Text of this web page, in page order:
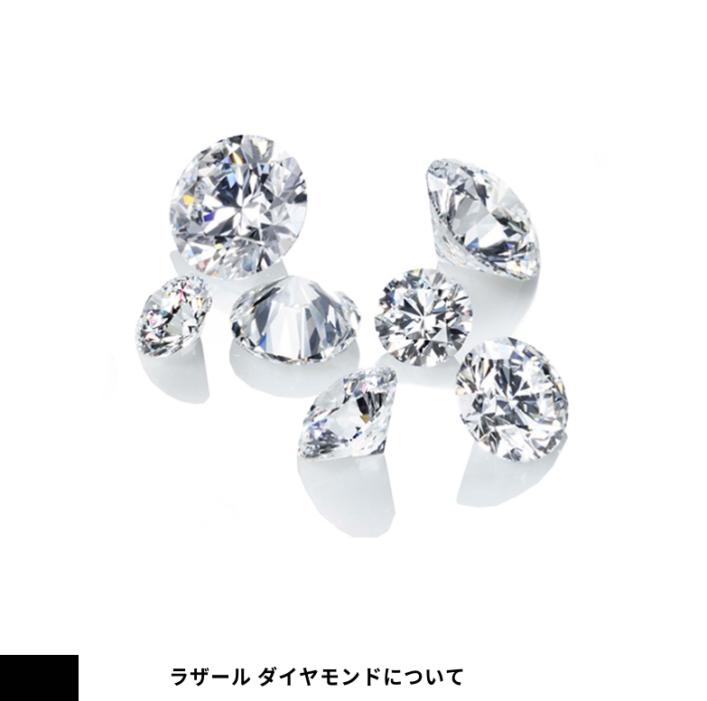
ラザール ダイヤモンドについて